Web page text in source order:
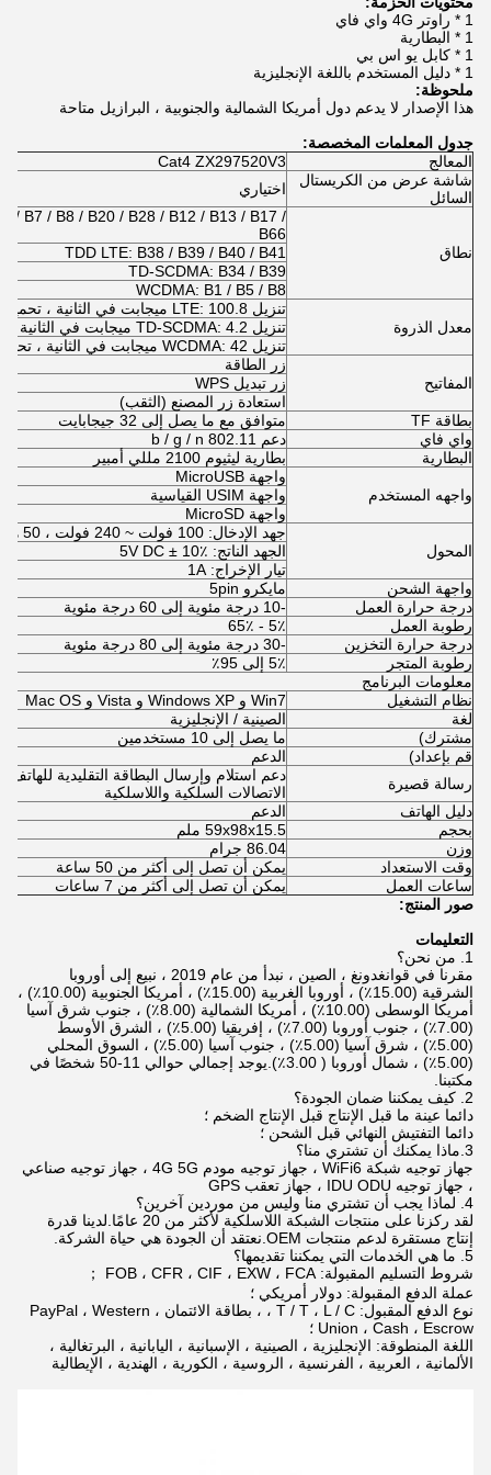
1 * راوتر 4G واي فاي
1 * البطارية
1 * كابل يو اس بي
1 * دليل المستخدم باللغة الإنجليزية
ملحوظة:
هذا الإصدار لا يدعم دول أمريكا الشمالية والجنوبية ، البرازيل متاحة
جدول المعلمات المخصصة:
المعالج
Cat4 ZX297520V3
شاشة عرض من الكريستال
السائل
اختياري
نطاق
/ B7 / B8 / B20 / B28 / B12 / B13 / B17 /
B66
TDD LTE: B38 / B39 / B40 / B41
TD-SCDMA: B34 / B39
WCDMA: B1 / B5 / B8
معدل الذروة
تنزيل LTE: 100.8 ميجابت في الثانية ، تحميل: 51.0 ميجابت في الثانية (الفئة 4)
تنزيل TD-SCDMA: 4.2 ميجابت في الثانية ، تحميل: 2.2 ميجابت في الثانية
تنزيل WCDMA: 42 ميجابت في الثانية ، تحميل: 5.76 ميجابت في الثانية
المفاتيح
زر الطاقة
زر تبديل WPS
استعادة زر المصنع (الثقب)
بطاقة TF
متوافق مع ما يصل إلى 32 جيجابايت
واي فاي
دعم 802.11 b / g / n
البطارية
بطارية ليثيوم 2100 مللي أمبير
واجهه المستخدم
واجهة MicroUSB
واجهة USIM القياسية
واجهة MicroSD
المحول
جهد الإدخال: 100 فولت ~ 240 فولت ، 50 هرتز ~ 60 هرتز
الجهد الناتج: 5V DC ± 10٪
تيار الإخراج: 1A
واجهة الشحن
مايكرو 5pin
درجة حرارة العمل
-10 درجة مئوية إلى 60 درجة مئوية
رطوبة العمل
5٪ - 65٪
درجة حرارة التخزين
-30 درجة مئوية إلى 80 درجة مئوية
رطوبة المتجر
5٪ إلى 95٪
معلومات البرنامج
نظام التشغيل
Win7 و Windows XP و Vista و Mac OS
لغة
الصينية / الإنجليزية
مشترك)
ما يصل إلى 10 مستخدمين
قم بإعداد)
الدعم
رسالة قصيرة
الاتصالات السلكية واللاسلكية
دليل الهاتف
الدعم
بحجم
59x98x15.5 ملم
وزن
86.04 جرام
وقت الاستعداد
يمكن أن تصل إلى أكثر من 50 ساعة
ساعات العمل
يمكن أن تصل إلى أكثر من 7 ساعات
صور المنتج:
التعليمات
1. من نحن؟
مقرنا في قوانغدونغ ، الصين ، نبدأ من عام 2019 ، نبيع إلى أوروبا
الشرقية (15.00٪) ، أوروبا الغربية (15.00٪) ، أمريكا الجنوبية (10.00٪) ،
أمريكا الوسطى (10.00٪) ، أمريكا الشمالية (8.00٪) ، جنوب شرق آسيا
(7.00٪) ، جنوب أوروبا (7.00٪) ، إفريقيا (5.00٪) ، الشرق الأوسط
(5.00٪) ، شرق آسيا (5.00٪) ، جنوب آسيا (5.00٪) ، السوق المحلي
(5.00٪) ، شمال أوروبا ( 3.00٪).يوجد إجمالي حوالي 11-50 شخصًا في
مكتبنا.
2. كيف يمكننا ضمان الجودة؟
دائما عينة ما قبل الإنتاج قبل الإنتاج الضخم ؛
دائما التفتيش النهائي قبل الشحن ؛
3.ماذا يمكنك أن تشتري منا؟
جهاز توجيه شبكة WiFi6 ، جهاز توجيه مودم 4G 5G ، جهاز توجيه صناعي
، جهاز توجيه IDU ODU ، جهاز تعقب GPS
4. لماذا يجب أن تشتري منا وليس من موردين آخرين؟
لقد ركزنا على منتجات الشبكة اللاسلكية لأكثر من 20 عامًا.لدينا قدرة
إنتاج مستقرة لدعم منتجات OEM.نعتقد أن الجودة هي حياة الشركة.
5. ما هي الخدمات التي يمكننا تقديمها؟
شروط التسليم المقبولة: FOB ، CFR ، CIF ، EXW ، FCA ；
عملة الدفع المقبولة: دولار أمريكي ؛
نوع الدفع المقبول: T / T ، L / C ، ، بطاقة الائتمان ، PayPal ، Western
Union ، Cash ، Escrow ؛
اللغة المنطوقة: الإنجليزية ، الصينية ، الإسبانية ، اليابانية ، البرتغالية ،
الألمانية ، العربية ، الفرنسية ، الروسية ، الكورية ، الهندية ، الإيطالية